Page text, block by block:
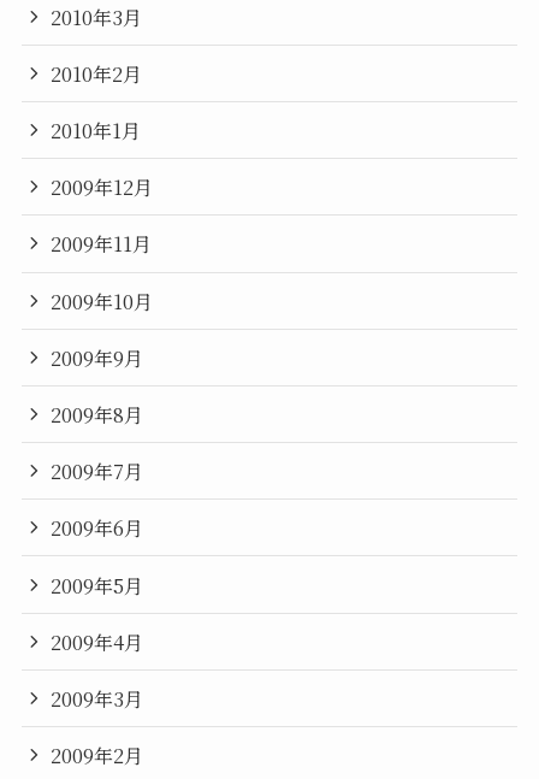
2010年3月
2010年2月
2010年1月
2009年12月
2009年11月
2009年10月
2009年9月
2009年8月
2009年7月
2009年6月
2009年5月
2009年4月
2009年3月
2009年2月